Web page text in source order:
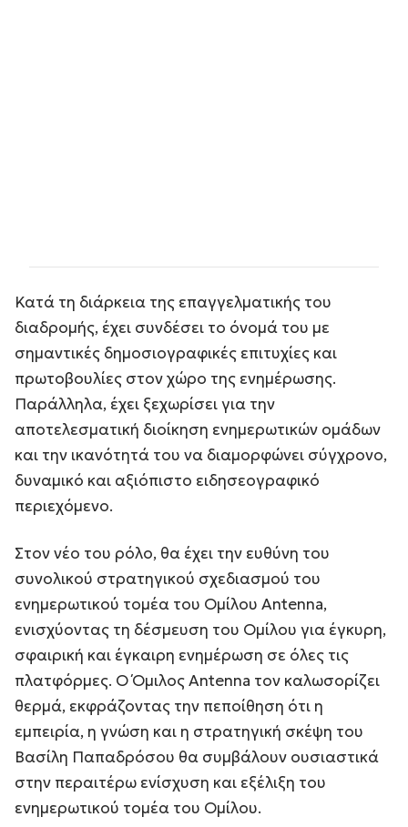
Κατά τη διάρκεια της επαγγελματικής του
διαδρομής, έχει συνδέσει το όνομά του με
σημαντικές δημοσιογραφικές επιτυχίες και
πρωτοβουλίες στον χώρο της ενημέρωσης.
Παράλληλα, έχει ξεχωρίσει για την
αποτελεσματική διοίκηση ενημερωτικών ομάδων
και την ικανότητά του να διαμορφώνει σύγχρονο,
δυναμικό και αξιόπιστο ειδησεογραφικό
περιεχόμενο.
Στον νέο του ρόλο, θα έχει την ευθύνη του
συνολικού στρατηγικού σχεδιασμού του
ενημερωτικού τομέα του Ομίλου Antenna,
ενισχύοντας τη δέσμευση του Ομίλου για έγκυρη,
σφαιρική και έγκαιρη ενημέρωση σε όλες τις
πλατφόρμες. Ο Όμιλος Antenna τον καλωσορίζει
θερμά, εκφράζοντας την πεποίθηση ότι η
εμπειρία, η γνώση και η στρατηγική σκέψη του
Βασίλη Παπαδρόσου θα συμβάλουν ουσιαστικά
στην περαιτέρω ενίσχυση και εξέλιξη του
ενημερωτικού τομέα του Ομίλου.